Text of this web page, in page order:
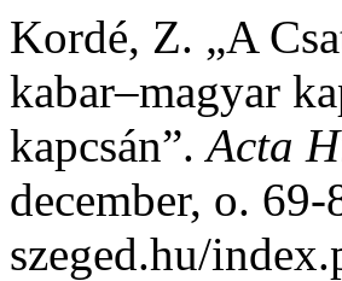
Kordé, Z. „A
kabar–magyar
kapcsán”.Acta
december, o.
szeged.hu/